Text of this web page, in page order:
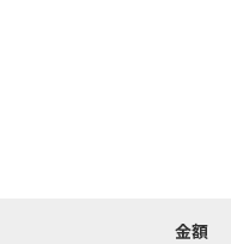
金額